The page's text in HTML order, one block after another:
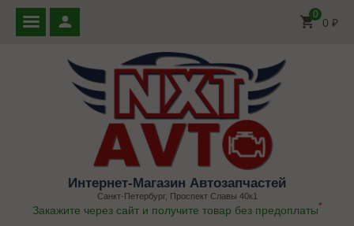
0
0 ₽
Интернет-Магазин Автозапчастей
Санкт-Петербург, Проспект Славы 40к1
Закажите через сайт и получите товар без предоплаты*